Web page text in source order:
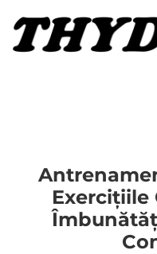
Exercițiile